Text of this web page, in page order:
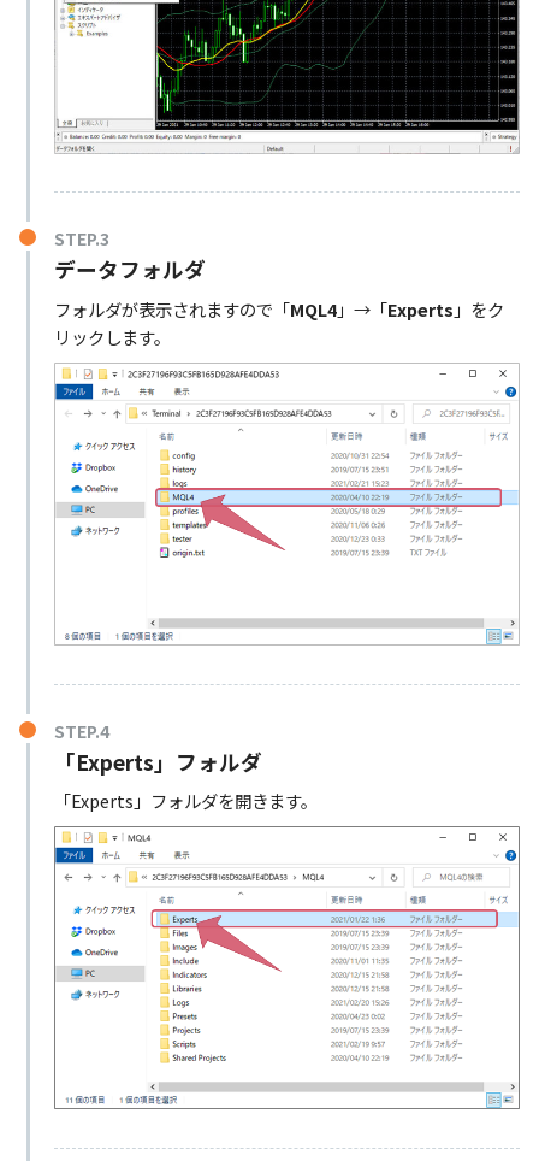
STEP.3
データフォルダ
フォルダが表示されますので「MQL4」→「Experts 」をク
リックします。
STEP.4
「Experts」フォルダ
「Experts」フォルダを開きます。